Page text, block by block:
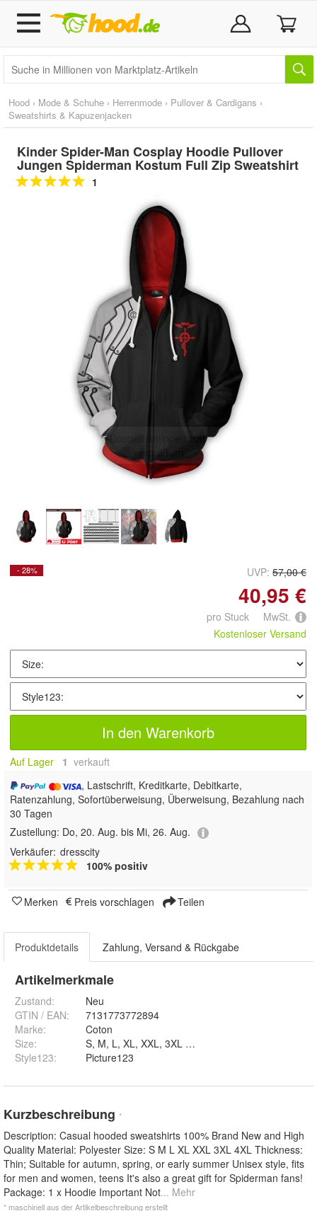
Hood › Mode & Schuhe › Herrenmode › Pullover & Cardigans ›
Sweatshirts & Kapuzenjacken
Kinder Spider-Man Cosplay Hoodie Pullover
Jungen Spiderman Kostum Full Zip Sweatshirt
1
Doppelt antippen zum
vergrößern
- 28% UVP: 57,00 €
40,95 €
pro Stuck MwSt.
Kostenloser Versand
In den Warenkorb
Auf Lager 1 verkauft
, Lastschrift, Kreditkarte, Debitkarte,
Ratenzahlung, Sofortüberweisung, Überweisung, Bezahlung nach
30 Tagen
Zustellung: Do, 20. Aug. bis Mi, 26. Aug.
Verkäufer: dresscity
100% positiv
Merken Preis vorschlagen Teilen
Produktdetails Zahlung, Versand & Rückgabe
Artikelmerkmale
Zustand:
Neu
GTIN / EAN:
7131773772894
Marke:
Coton
Size:
Style123: Picture123
Kurzbeschreibung *
Description: Casual hooded sweatshirts 100% Brand New and High
Quality Material: Polyester Size: S M L XL XXL 3XL 4XL Thickness:
Thin; Suitable for autumn, spring, or early summer Unisex style, fits
for men and women, teens It's also a great gift for Spiderman fans!
Package: 1 x Hoodie Important Not... Mehr
* maschinell aus der Artikelbeschreibung erstellt